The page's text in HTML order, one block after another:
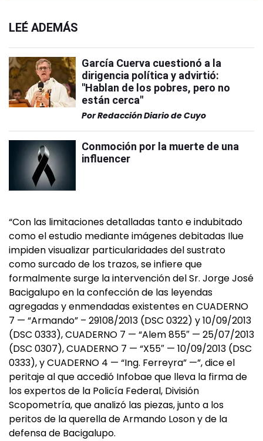
LEÉ ADEMÁS
García Cuerva cuestionó a la
dirigencia política y advirtió:
"Hablan de los pobres, pero no
están cerca"
PorRedacción Diario de Cuyo
Conmoción por la muerte de una
influencer
“Con las limitaciones detalladas tanto e indubitado
como el estudio mediante imágenes debitadas Ilue
impiden visualizar particularidades del sustrato
como surcado de los trazos, se infiere que
formalmente surge la intervención del Sr. Jorge José
Bacigalupo en la confección de las leyendas
agregadas y enmendadas existentes en CUADERNO
7 — “Armando” – 29108/2013 (DSC 0322) y 10/09/2013
(DSC 0333), CUADERNO 7 — “Alem 855″ — 25/07/2013
(DSC 0307), CUADERNO 7 — “X55″ — 10/09/2013 (DSC
0333), y CUADERNO 4 — “Ing. Ferreyra” —”, dice el
peritaje al que accedió Infobae que lleva la firma de
los expertos de la Policía Federal, División
Scopometría, que analizó las piezas, junto a los
peritos de la querella de Armando Loson y de la
defensa de Bacigalupo.